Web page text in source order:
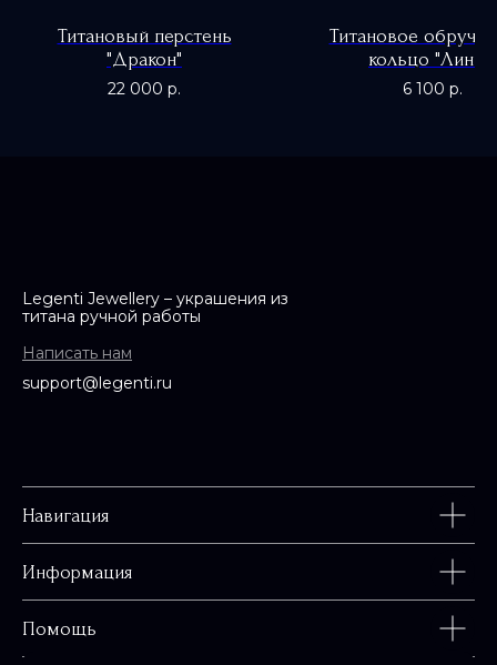
Титановый перстень
"Дракон"
22 000 р.
Титановое
кольцо "Линия"
6 100 р.
Legenti Jewellery – украшения из
титана ручной работы
Написать нам
support@legenti.ru
Навигация
Информация
Помощь